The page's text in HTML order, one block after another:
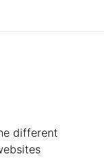
different